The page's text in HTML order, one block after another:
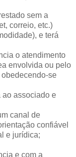
sem a
correio, etc.)
e terá
o atendimento
envolvida ou pelo
se
ao associado e
canal de
confiável
e jurídica;
e com a